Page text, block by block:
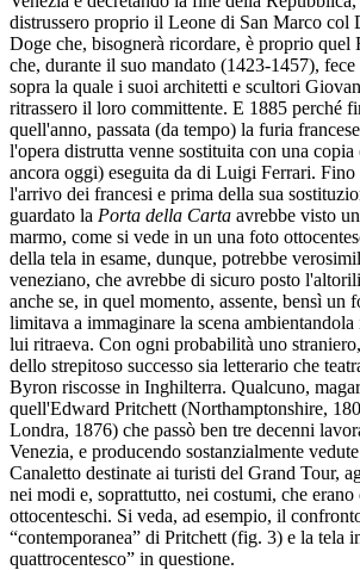
distrussero proprio il Leone di San Marco col
Doge che, bisognerà ricordare, è proprio quel
che, durante il suo mandato (1423-1457),
sopra la quale i suoi architetti e scultori
ritrassero il loro committente. E 1885 perché
quell'anno, passata (da tempo) la furia
l'opera distrutta venne sostituita con una
ancora oggi) eseguita da di Luigi Ferrari.
l'arrivo dei francesi e prima della sua
guardato la Porta della Carta avrebbe visto
marmo, come si vede in un una foto
della tela in esame, dunque, potrebbe
veneziano, che avrebbe di sicuro posto
anche se, in quel momento, assente, bensì un
limitava a immaginare la scena
lui ritraeva. Con ogni probabilità uno
dello strepitoso successo sia letterario che
Byron riscosse in Inghilterra. Qualcuno,
quell'Edward Pritchett (Northamptonshire,
Londra, 1876) che passò ben tre decenni
Venezia, e producendo sostanzialmente
Canaletto destinate ai turisti del Grand Tour,
nei modi e, soprattutto, nei costumi, che
ottocenteschi. Si veda, ad esempio, il
“contemporanea” di Pritchett (fig. 3) e la tela
quattrocentesco” in questione.